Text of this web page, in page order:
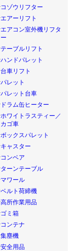
コゾウリフター
エアーリフト
エアコン室外機リフタ
ー
テーブルリフト
ハンドパレット
台車リフト
パレット
パレット台車
ドラム缶ヒーター
ホワイトラスティー／
カゴ車
ボックスパレット
キャスター
コンベア
ターンテーブル
マワール
ベルト荷締機
高所作業用品
ゴミ箱
コンテナ
集塵機
安全用品